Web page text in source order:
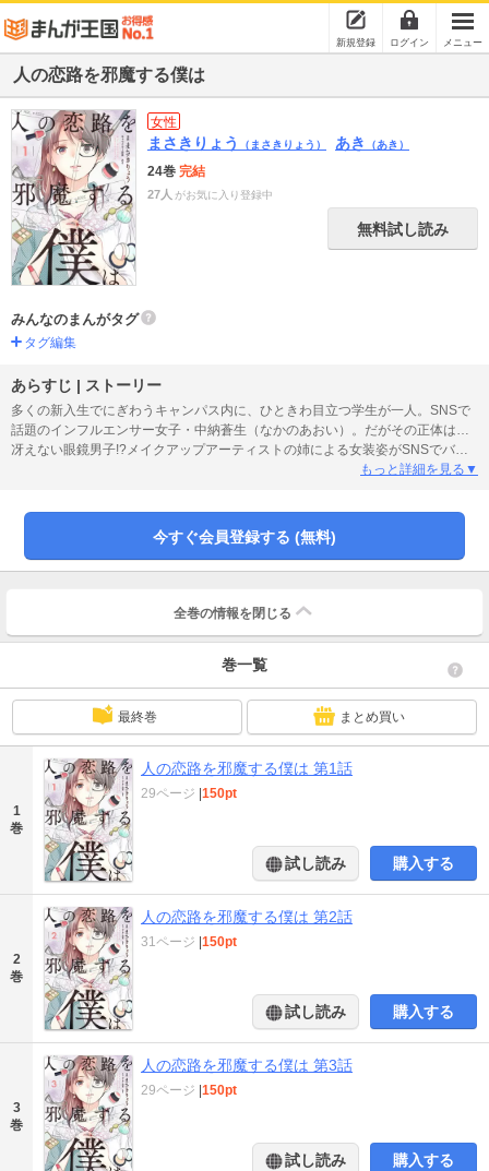
新規登録 ログイン メニュー
人の恋路を邪魔する僕は
女性
まさきりょう （まさきりょう） あき （あき）
24巻 完結
27人 がお気に入り登録中
無料試し読み
みんなのまんがタグ
タグ編集
あらすじ | ストーリー
多くの新入生でにぎわうキャンパス内に、ひときわ目立つ学生が一人。SNSで
話題のインフルエンサー女子・中納蒼生（なかのあおい）。だがその正体は…
冴えない眼鏡男子!?メイクアップアーティストの姉による女装姿がSNSでバズ
った蒼生は、暗い過去と決別するため、女子として大学生活を送ると決めたの
うとするが…？「久しぶりだな、中納蒼生くん」絶体絶命の蒼生に西園寺が持
ちかけた黙秘条件とは――「偽装彼女」になること!?彼に付きまとう手強いス
もっと詳細を見る▼
今すぐ会員登録する (無料)
全巻の情報を 閉じる
巻一覧
最終巻 まとめ買い
1
巻
人の恋路を邪魔する僕は 第1話
29ページ |150pt
試し読み 購入する
2
巻
人の恋路を邪魔する僕は 第2話
31ページ |150pt
試し読み 購入する
3
巻
人の恋路を邪魔する僕は 第3話
29ページ |150pt
試し読み 購入する